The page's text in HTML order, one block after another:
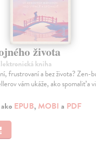
života
kniha
frustrovaní a bez života? Zen-
vám ukáže, ako spomaliť a
EPUB, MOBI a PDF